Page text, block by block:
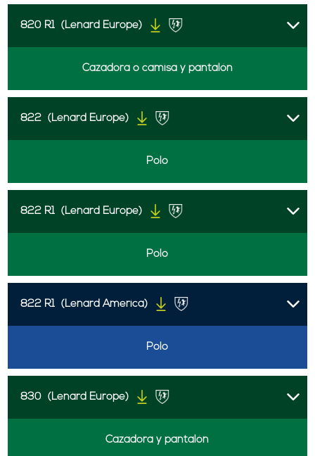
820 R1 (Lenard Europe)
Cazadora o camisa y pantalón
822 (Lenard Europe)
Polo
822 R1 (Lenard Europe)
Polo
822 R1 (Lenard America)
Polo
830 (Lenard Europe)
Cazadora y pantalón